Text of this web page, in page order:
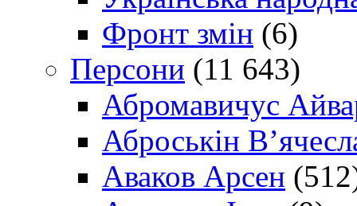
Фронт змін (6)
Персони (11 643)
Абромавичус
Аброськін
Аваков Арсен